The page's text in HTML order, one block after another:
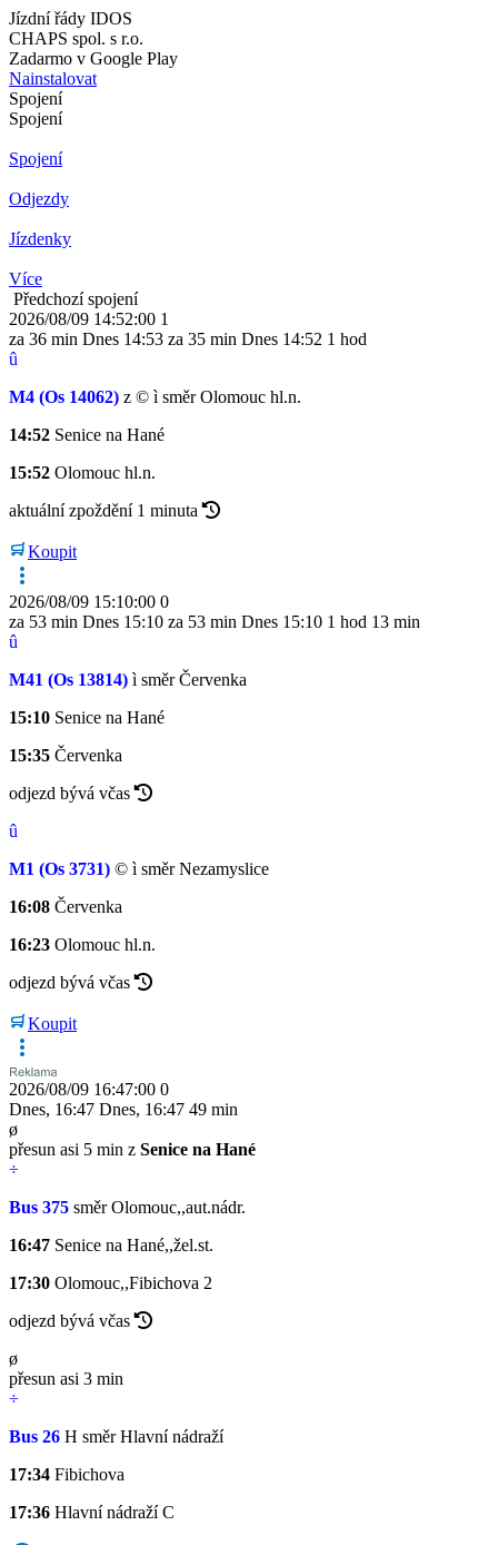
Jízdní řády IDOS
CHAPS spol. s r.o.
Zadarmo v Google Play
Nainstalovat
Spojení
Spojení
Spojení
Odjezdy
Jízdenky
Více
Předchozí spojení
2026/08/09 14:52:00 1
za 36 min Dnes 14:53 za 35 min Dnes 14:52 1 hod
û
M4 (Os 14062) z © ì směr Olomouc hl.n.
14:52 Senice na Hané
15:52 Olomouc hl.n.
aktuální zpoždění 1 minuta
Koupit
2026/08/09 15:10:00 0
za 53 min Dnes 15:10 za 53 min Dnes 15:10 1 hod 13 min
û
M41 (Os 13814) ì směr Červenka
15:10 Senice na Hané
15:35 Červenka
odjezd bývá včas
û
M1 (Os 3731) © ì směr Nezamyslice
16:08 Červenka
16:23 Olomouc hl.n.
odjezd bývá včas
Koupit
2026/08/09 16:47:00 0
Dnes, 16:47 Dnes, 16:47 49 min
ø
přesun asi 5 min z Senice na Hané
÷
Bus 375 směr Olomouc,,aut.nádr.
16:47 Senice na Hané,,žel.st.
17:30 Olomouc,,Fibichova 2
odjezd bývá včas
ø
přesun asi 3 min
÷
Bus 26 H směr Hlavní nádraží
17:34 Fibichova
17:36 Hlavní nádražíC